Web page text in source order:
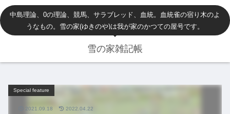
中島理論、0の理論、競馬、サラブレッド、血統。血統雀の宿り木のよ
うなもの。雪の家(ゆきのや)は我が家のかつての屋号です。
雪の家雑記帳
Special feature
2021.09.18 2022.04.22